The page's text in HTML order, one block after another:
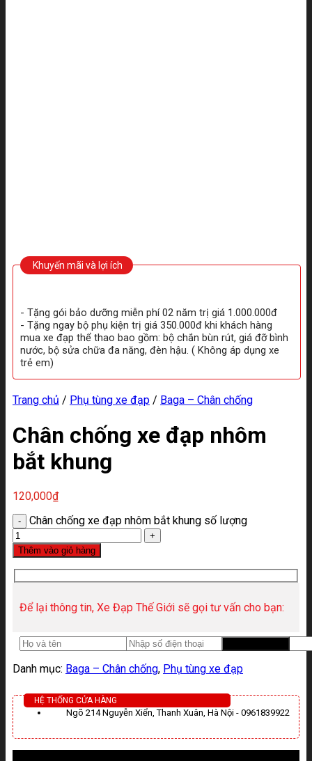
Khuyến mãi và lợi ích
- Tặng gói bảo dưỡng miễn phí 02 năm trị giá 1.000.000đ
- Tặng ngay bộ phụ kiện trị giá 350.000đ khi khách hàng
mua xe đạp thể thao bao gồm: bộ chắn bùn rút, giá đỡ bình
nước, bộ sửa chữa đa năng, đèn hậu. ( Không áp dụng xe
trẻ em)
Trang chủ / Phụ tùng xe đạp / Baga – Chân chống
Chân chống xe đạp nhôm
bắt khung
120,000₫
Chân chống xe đạp nhôm bắt khung số lượng
Thêm vào giỏ hàng
Để lại thông tin, Xe Đạp Thế Giới sẽ gọi tư vấn cho bạn:
Danh mục: Baga – Chân chống, Phụ tùng xe đạp
HỆ THỐNG CỬA HÀNG
Ngõ 214 Nguyễn Xiển, Thanh Xuân, Hà Nội - 0961839922